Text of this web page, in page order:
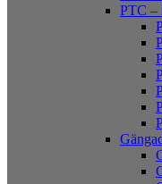
PTC –